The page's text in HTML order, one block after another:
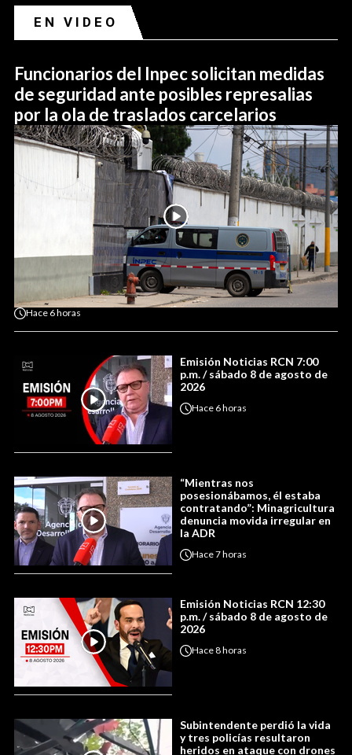
EN VIDEO
Funcionarios del Inpec solicitan medidas
de seguridad ante posibles represalias
por la ola de traslados carcelarios
Hace 6 horas
Emisión Noticias RCN 7:00
p.m. / sábado 8 de agosto de
2026
Hace 6 horas
“Mientras nos
posesionábamos, él estaba
contratando”: Minagricultura
denuncia movida irregular en
la ADR
Hace7 horas
Emisión Noticias RCN 12:30
p.m. / sábado 8 de agosto de
2026
Hace8 horas
Subintendente perdió la vida
y tres policías resultaron
heridos en ataque con drones